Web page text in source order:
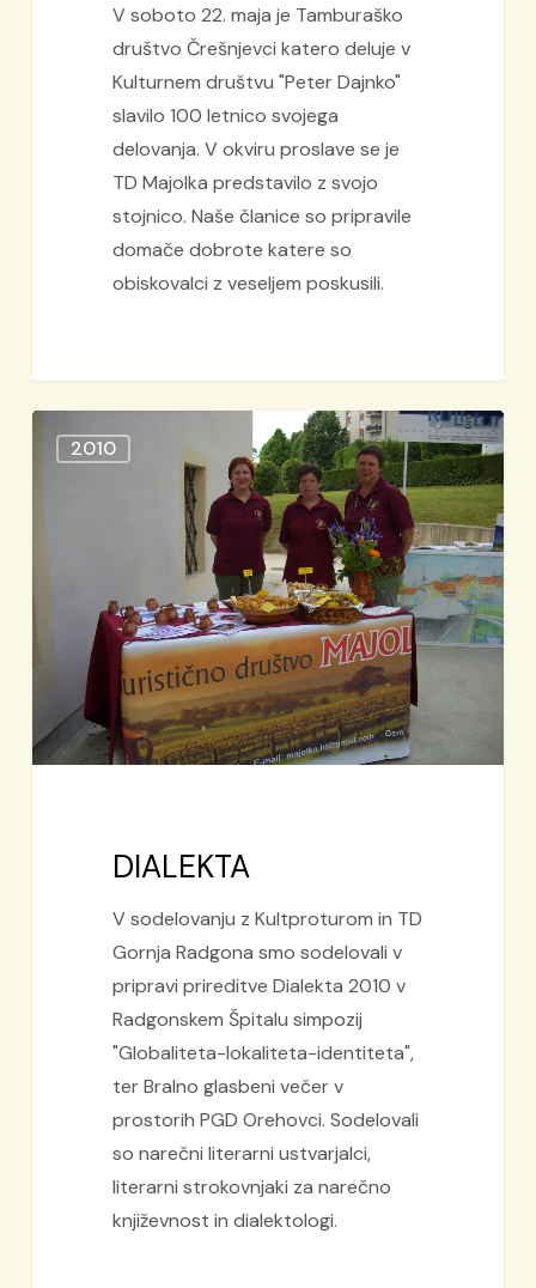
V soboto 22. maja je Tamburaško
društvo Črešnjevci katero deluje v
Kulturnem društvu "Peter Dajnko"
slavilo 100 letnico svojega
delovanja. V okviru proslave se je
TD Majolka predstavilo z svojo
stojnico. Naše članice so pripravile
domače dobrote katere so
obiskovalci z veseljem poskusili.
2010
DIALEKTA
V sodelovanju z Kultproturom in TD
Gornja Radgona smo sodelovali v
pripravi prireditve Dialekta 2010 v
Radgonskem Špitalu simpozij
"Globaliteta-lokaliteta-identiteta",
ter Bralno glasbeni večer v
prostorih PGD Orehovci. Sodelovali
so narečni literarni ustvarjalci,
literarni strokovnjaki za narečno
književnost in dialektologi.